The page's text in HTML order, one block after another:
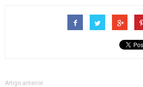
Artigo anterior